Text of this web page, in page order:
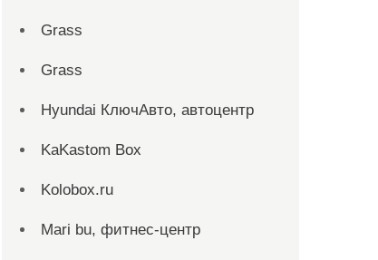
Grass
Grass
Hyundai КлючАвто, автоцентр
KaKastom Box
Kolobox.ru
Mari bu, фитнес-центр